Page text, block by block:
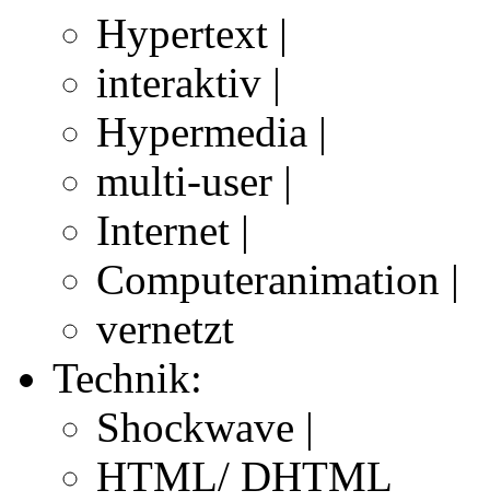
Hypertext |
interaktiv |
Hypermedia |
multi-user |
Internet |
Computeranimation |
vernetzt
Technik:
Shockwave |
HTML/ DHTML